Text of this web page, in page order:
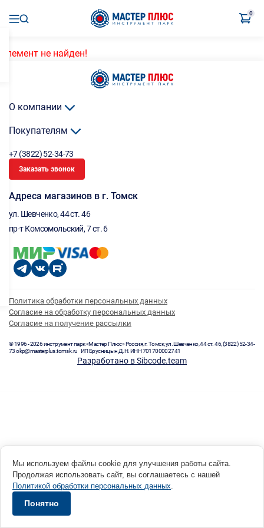
0
Элемент не найден!
О компании
Покупателям
+7 (3822) 52-34-73
Заказать звонок
Адреса магазинов в г. Томск
ул. Шевченко, 44 ст. 46
пр-т Комсомольский, 7 ст. 6
Политика обработки персональных данных
Согласие на обработку персональных данных
Согласие на получение рассылки
© 1996 - 2026 инструмент парк «Мастер Плюс» Россия, г. Томск, ул. Шевченко, 44 ст. 46, (3822) 52-34-
73 okp@masterplus.tomsk.ru ИП Брусницын Д.Н. ИНН 701700002741
Разработано в Sibcode.team
Мы используем файлы cookie для улучшения работы сайта.
Продолжая использовать сайт, вы соглашаетесь с нашей
Политикой обработки персональных данных.
Понятно